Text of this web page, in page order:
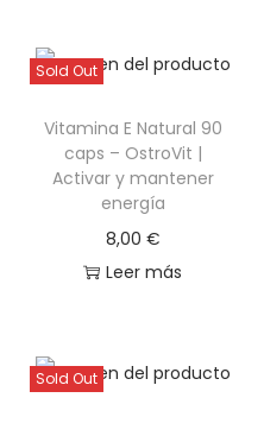
Sold Out
Vitamina E Natural 90
caps – OstroVit |
Activar y mantener
energía
8,00 €
Leer más
Sold Out